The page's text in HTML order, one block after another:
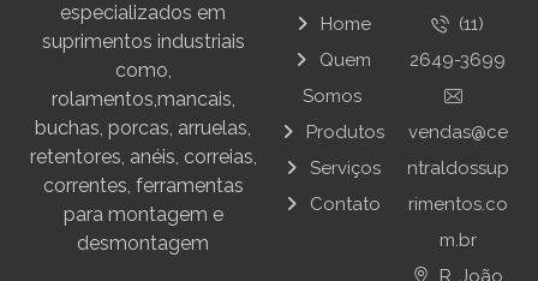
especializados em
suprimentos industriais
como,
rolamentos,mancais,
buchas, porcas, arruelas,
retentores, anéis, correias,
correntes, ferramentas
para montagem e
desmontagem
Home
Quem
Somos
Produtos
Serviços
Contato
(11)
2649-3699
vendas@ce
ntraldossup
rimentos.co
m.br
R. João